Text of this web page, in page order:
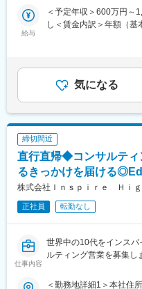
（ASP.NET、Shell、
2.クラウド上で docker
(1)ふるさと納税支援：
市、大石田町、山辺町)
実施しています。
(2)クリエイティブディ
心に、Webサイトや名刺
ザイン制作を実施。
変更の範囲：会社の定め
て成長した後、北海道
大を実施。
この度は、東北エリア（
ただける方を求めており
ます。
（具体的な業務内容）
・新規営業活動
・行政との連携
・拠点立ち上げ
・予算策定
※ご入社後は、ご自身も
っていく想定です。
給与
＜予定年収＞600万円～
し＜賃金内訳＞年額（
を通じて上下する可能
た表記です。気になる
締切間近
直行直帰◆コンサルテ
るきっかけを届ける
株式会社Ｉｎｓｐｉｒｅ Ｈｉｇ
正社員 転勤なし
仕事内容
世界中の10代をインス
ルティング営業を募集し
校へ新しい学びの選択
＜勤務地詳細1＞本社住